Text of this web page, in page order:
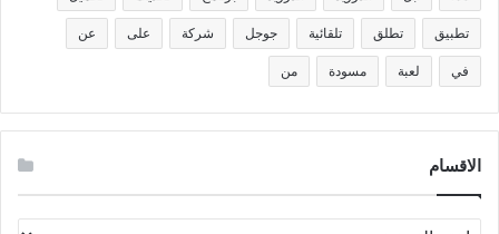
تطبيق تطلق تلقائية جوجل شركة على عن
في لعبة مسودة من
الاقسام
الاقسام